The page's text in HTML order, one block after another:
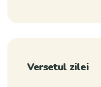
Versetul zilei